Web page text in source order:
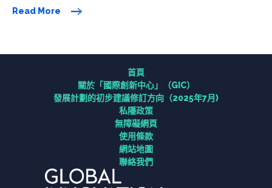
聯絡我們
Read More
首頁
關於「國際創新中⼼」（GIC）
發展計劃的初步建議修訂方向（2025年7月)
私隱政策
無障礙網頁
使用條款
網站地圖
聯絡我們